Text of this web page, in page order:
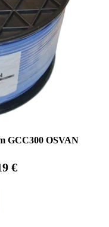
GCC300 OSVAN
€